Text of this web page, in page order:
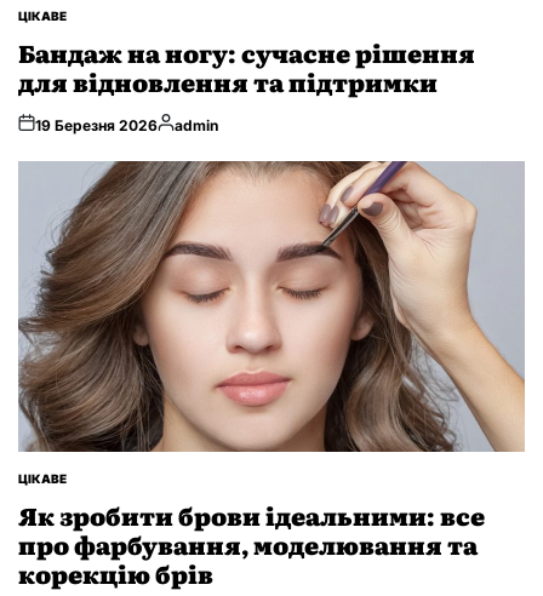
ОПУБЛІКУВАТИ
ЦІКАВЕ
Бандаж на ногу: сучасне рішення
для відновлення та підтримки
19 Березня 2026Опубліковано
admin
ОПУБЛІКУВАТИ
ЦІКАВЕ
Як зробити брови ідеальними: все
про фарбування, моделювання та
корекцію брів